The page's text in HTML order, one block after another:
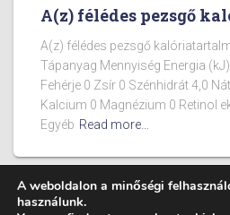
A(z) félédes pezsgő
A(z) félédes pezsgő
Tápanyag Mennyiség Energia
Fehérje 0 Zsír 0 Szénhidrát 4,0
Kalcium 0 Magnézium 0 Retinol
Egyéb Read more…
A weboldalon a minőségi
használunk.